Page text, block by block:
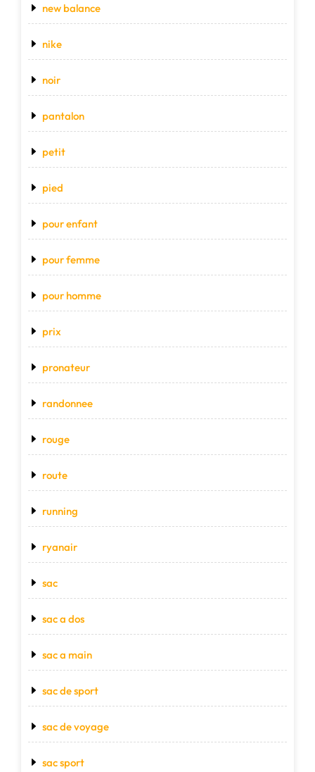
new balance
nike
noir
pantalon
petit
pied
pour enfant
pour femme
pour homme
prix
pronateur
randonnee
rouge
route
running
ryanair
sac
sac a dos
sac a main
sac de sport
sac de voyage
sac sport